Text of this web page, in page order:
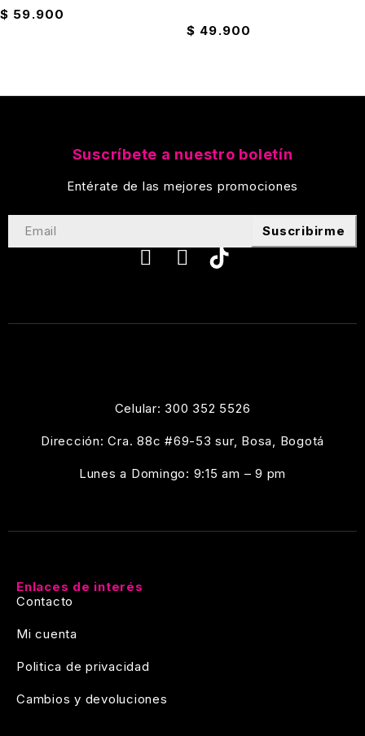
$ 59.900
$ 49.900
Celular: 300 352 5526
Dirección: Cra. 88c #69-53 sur, Bosa, Bogotá
Lunes a Domingo: 9:15 am – 9 pm
Enlaces de interés
Contacto
Mi cuenta
Politica de privacidad
Cambios y devoluciones
Suscríbete a nuestro boletín
Entérate de las mejores promociones
Suscribirme